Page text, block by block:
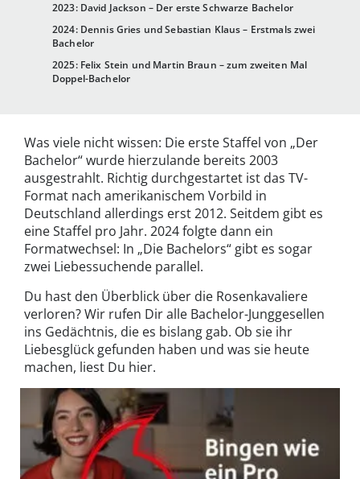
2023: David Jackson – Der erste Schwarze Bachelor
2024: Dennis Gries und Sebastian Klaus – Erstmals zwei
Bachelor
2025: Felix Stein und Martin Braun – zum zweiten Mal
Doppel-Bachelor
Was viele nicht wissen: Die erste Staffel von „Der
Bachelor“ wurde hierzulande bereits 2003
ausgestrahlt. Richtig durchgestartet ist das TV-
Format nach amerikanischem Vorbild in
Deutschland allerdings erst 2012. Seitdem gibt es
eine Staffel pro Jahr. 2024 folgte dann ein
Formatwechsel: In „Die Bachelors“ gibt es sogar
zwei Liebessuchende parallel.
Du hast den Überblick über die Rosenkavaliere
verloren? Wir rufen Dir alle Bachelor-Junggesellen
ins Gedächtnis, die es bislang gab. Ob sie ihr
Liebesglück gefunden haben und was sie heute
machen, liest Du hier.